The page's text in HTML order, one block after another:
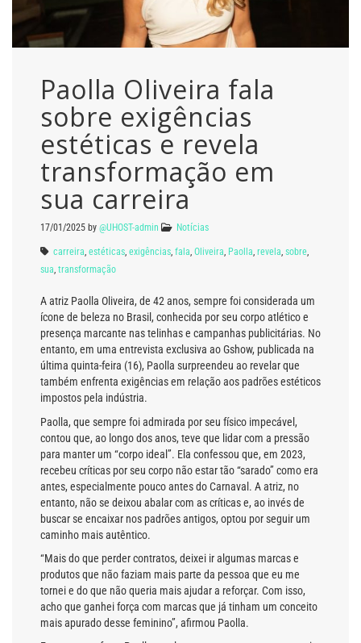
Paolla Oliveira fala
sobre exigências
estéticas e revela
transformação em
sua carreira
17/01/2025 by @UHOST-admin Notícias
carreira, estéticas, exigências, fala, Oliveira, Paolla, revela, sobre,
sua, transformação
A atriz Paolla Oliveira, de 42 anos, sempre foi considerada um
ícone de beleza no Brasil, conhecida por seu corpo atlético e
presença marcante nas telinhas e campanhas publicitárias. No
entanto, em uma entrevista exclusiva ao Gshow, publicada na
última quinta-feira (16), Paolla surpreendeu ao revelar que
também enfrenta exigências em relação aos padrões estéticos
impostos pela indústria.
Paolla, que sempre foi admirada por seu físico impecável,
contou que, ao longo dos anos, teve que lidar com a pressão
para manter um “corpo ideal”. Ela confessou que, em 2023,
recebeu críticas por seu corpo não estar tão “sarado” como era
antes, especialmente pouco antes do Carnaval. A atriz, no
entanto, não se deixou abalar com as críticas e, ao invés de
buscar se encaixar nos padrões antigos, optou por seguir um
caminho mais autêntico.
“Mais do que perder contratos, deixei ir algumas marcas e
produtos que não faziam mais parte da pessoa que eu me
tornei e do que não queria mais ajudar a reforçar. Com isso,
acho que ganhei força com marcas que já tinham um conceito
mais apurado desse feminino”, afirmou Paolla.